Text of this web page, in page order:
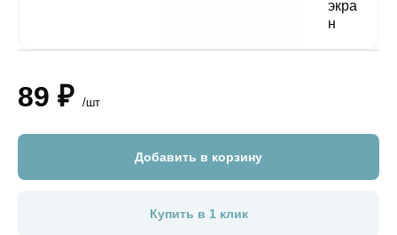
89 ₽ /шт
Добавить в корзину
Купить в 1 клик